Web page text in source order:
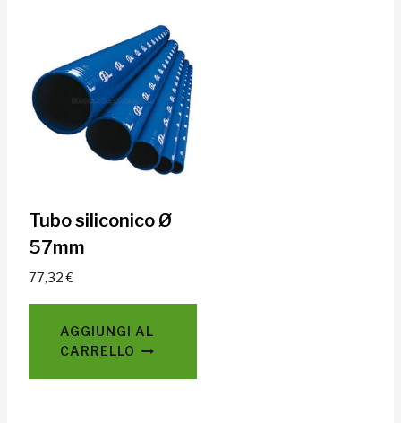
Tubo siliconico Ø
57mm
77,32€
AGGIUNGI AL
CARRELLO